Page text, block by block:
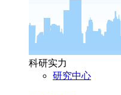
科研实力
研究中心